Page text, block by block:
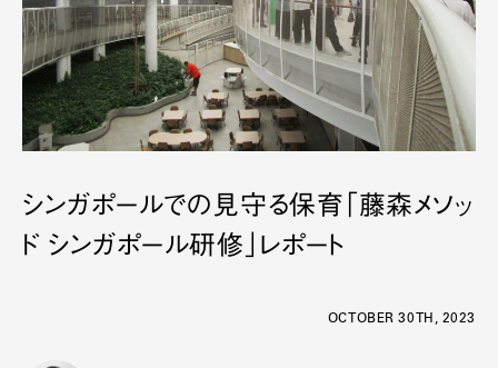
シンガポールでの見守る保育「藤森メソッ
ド シンガポール研修」レポート
OCTOBER 30TH, 2023